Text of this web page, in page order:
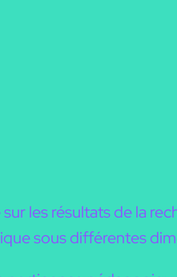
les résultats de la
sous différentes